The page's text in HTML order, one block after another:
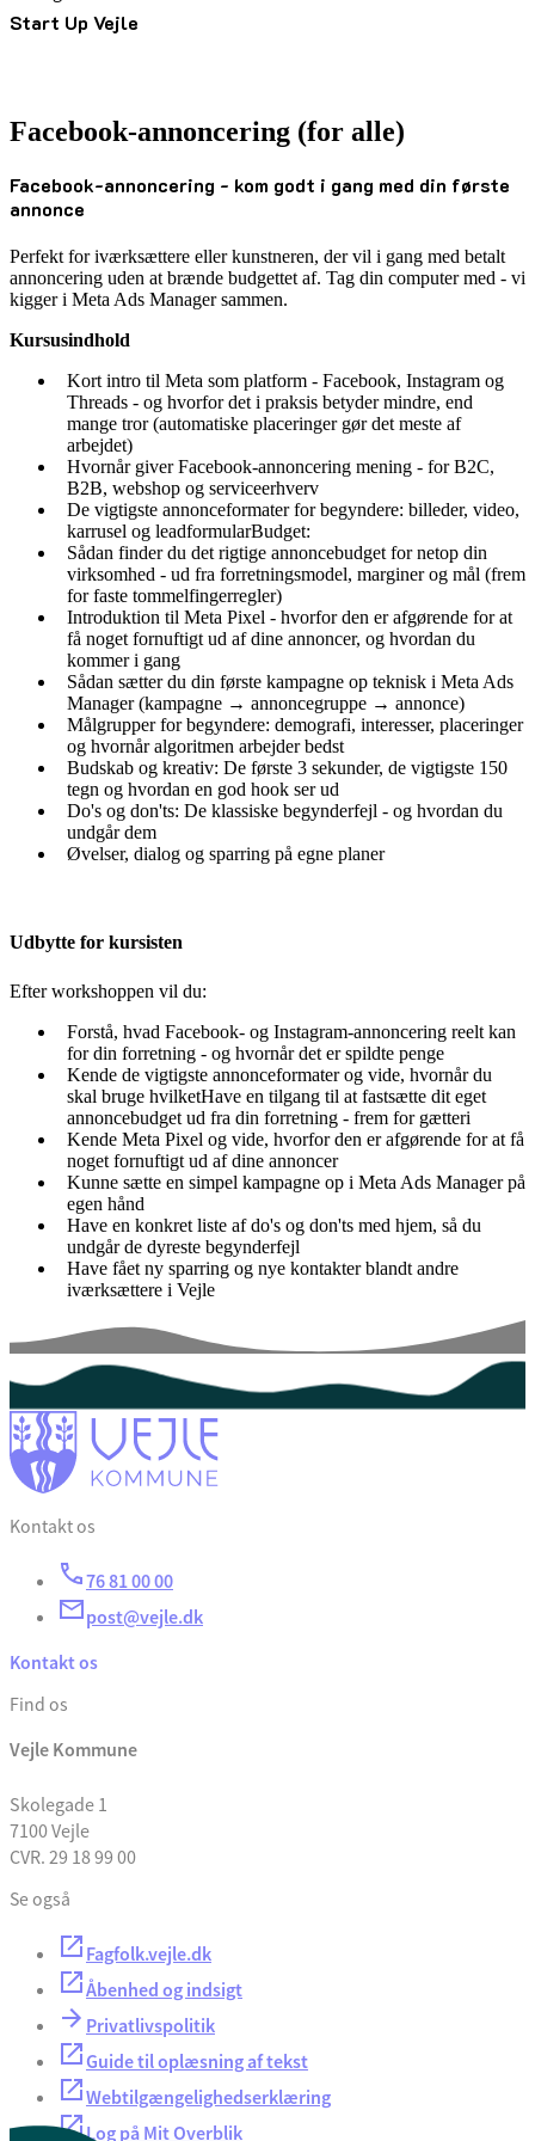
Start Up Vejle
Facebook-annoncering (for alle)
Facebook-annoncering - kom godt i gang med din første
annonce
Perfekt for iværksættere eller kunstneren, der vil i gang med betalt
annoncering uden at brænde budgettet af. Tag din computer med - vi
kigger i Meta Ads Manager sammen.
Kursusindhold
Kort intro til Meta som platform - Facebook, Instagram og
Threads - og hvorfor det i praksis betyder mindre, end
mange tror (automatiske placeringer gør det meste af
arbejdet)
Hvornår giver Facebook-annoncering mening - for B2C,
B2B, webshop og serviceerhverv
De vigtigste annonceformater for begyndere: billeder, video,
karrusel og leadformularBudget:
Sådan finder du det rigtige annoncebudget for netop din
virksomhed - ud fra forretningsmodel, marginer og mål (frem
for faste tommelfingerregler)
Introduktion til Meta Pixel - hvorfor den er afgørende for at
få noget fornuftigt ud af dine annoncer, og hvordan du
kommer i gang
Sådan sætter du din første kampagne op teknisk i Meta Ads
Manager (kampagne → annoncegruppe → annonce)
Målgrupper for begyndere: demografi, interesser, placeringer
og hvornår algoritmen arbejder bedst
Budskab og kreativ: De første 3 sekunder, de vigtigste 150
tegn og hvordan en god hook ser ud
Do's og don'ts: De klassiske begynderfejl - og hvordan du
undgår dem
Øvelser, dialog og sparring på egne planer
Udbytte for kursisten
Efter workshoppen vil du:
Forstå, hvad Facebook- og Instagram-annoncering reelt kan
for din forretning - og hvornår det er spildte penge
Kende de vigtigste annonceformater og vide, hvornår du
skal bruge hvilketHave en tilgang til at fastsætte dit eget
annoncebudget ud fra din forretning - frem for gætteri
Kende Meta Pixel og vide, hvorfor den er afgørende for at få
noget fornuftigt ud af dine annoncer
Kunne sætte en simpel kampagne op i Meta Ads Manager på
egen hånd
Have en konkret liste af do's og don'ts med hjem, så du
undgår de dyreste begynderfejl
Have fået ny sparring og nye kontakter blandt andre
iværksættere i Vejle
Kontakt os
76 81 00 00
post@vejle.dk
Kontakt os
Find os
Vejle Kommune
Skolegade 1
7100 Vejle
CVR. 29 18 99 00
Se også
Fagfolk.vejle.dk
Åbenhed og indsigt
Privatlivspolitik
Guide til oplæsning af tekst
Webtilgængelighedserklæring
Log på Mit Overblik